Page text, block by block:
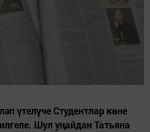
үтелүче Студентлар көне
Шул уңайдан Татьяна